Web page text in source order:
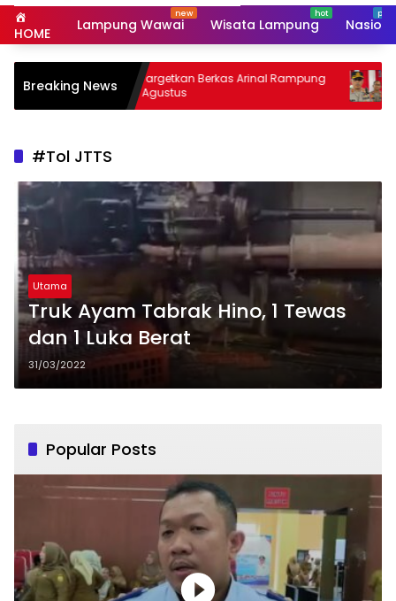
HOME Lampung Wawai Wisata Lampung
Breaking News
Kejati Targetkan Berkas Arinal Rampung
Bulan Agustus
AKBP
& Curas
#Tol JTTS
Utama
Truk Ayam Tabrak Hino, 1 Tewas
dan 1 Luka Berat
31/03/2022
Popular Posts